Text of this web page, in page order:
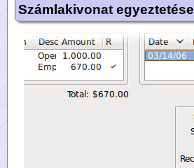
Számlakivonat egyeztetése